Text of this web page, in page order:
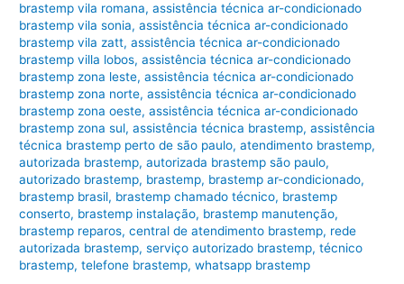
brastemp vila romana,assistência técnica ar-condicionado
brastemp vila sonia,assistência técnica ar-condicionado
brastemp vila zatt,assistência técnica ar-condicionado
brastemp villa lobos,assistência técnica ar-condicionado
brastemp zona leste,assistência técnica ar-condicionado
brastemp zona norte,assistência técnica ar-condicionado
brastemp zona oeste,assistência técnica ar-condicionado
brastemp zona sul,assistência técnica brastemp,assistência
técnica brastemp perto de são paulo,atendimento brastemp,
autorizada brastemp,autorizada brastemp são paulo,
autorizado brastemp, brastemp, brastemp ar-condicionado,
brastemp brasil, brastemp chamado técnico, brastemp
conserto, brastemp instalação, brastemp manutenção,
brastemp reparos,central de atendimento brastemp, rede
autorizada brastemp,serviço autorizado brastemp,técnico
brastemp,telefone brastemp,whatsapp brastemp